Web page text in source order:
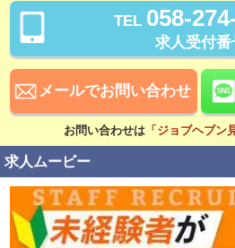
社員登用制度あり
稼ぎ方
日払い可
賞与あり
資格手当あり
待遇
社会保険完備
TEL 058-
求人受付番
メールでお問い合わせ
お問い合わせは 「ジョブヘブン
求人ムービー